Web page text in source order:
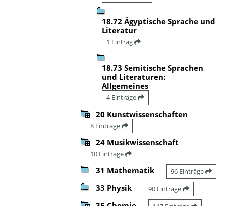
18.72 Ägyptische Sprache und
Literatur
1 Eintrag
18.73 Semitische Sprachen
und Literaturen:
Allgemeines
4 Einträge
20 Kunstwissenschaften
8 Einträge
24 Musikwissenschaft
10 Einträge
31 Mathematik 96 Einträge
33 Physik 90 Einträge